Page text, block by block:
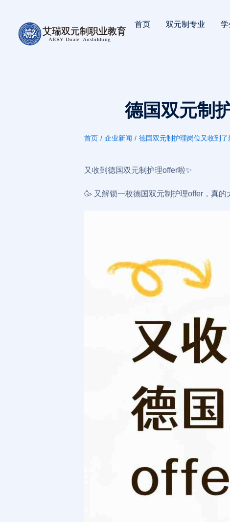
艾瑞双元制职业教育
AERY Duale  Ausbildung
首页 双元制专业 学
德国双元制
您在这里：
首页 企业新闻 德国双元制护理岗位又收到
又收到德国双元制护理offer啦✨
🥳 又解锁一枚德国双元制护理offer，真